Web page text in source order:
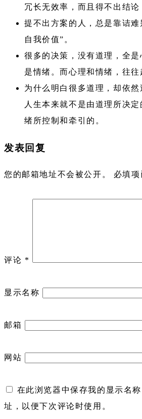
冗长无效率，而且得不出结论
提不出方案的人，总是靠诘
自我价值”​。
很多的决策，没有道理，全
是情绪。而心理和情绪，往往
为什么明白很多道理，却依
人生本来就不是由道理所决
绪所控制和牵引的。
发表回复
您的邮箱地址不会被公开。 必填项
评论 *
显示名称
邮箱
网站
在此浏览器中保存我的显示名
址，以便下次评论时使用。